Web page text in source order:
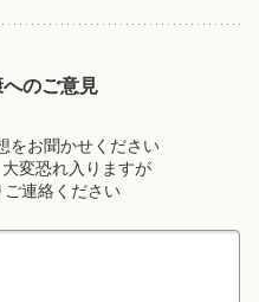
のご意見
をお聞かせください
変恐れ入りますが
ご連絡ください